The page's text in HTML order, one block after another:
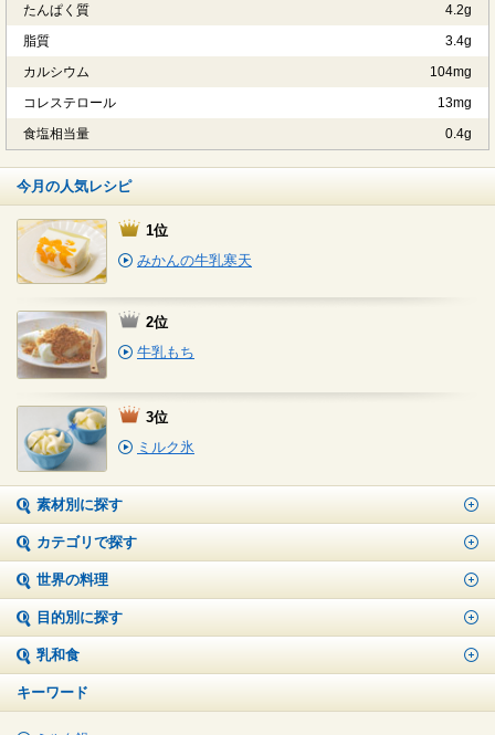
たんぱく質
4.2g
脂質
3.4g
カルシウム
104mg
コレステロール
13mg
食塩相当量
0.4g
今月の人気レシピ
1位
みかんの牛乳寒天
2位
牛乳もち
3位
ミルク氷
素材別に探す
カテゴリで探す
世界の料理
目的別に探す
乳和食
キーワード